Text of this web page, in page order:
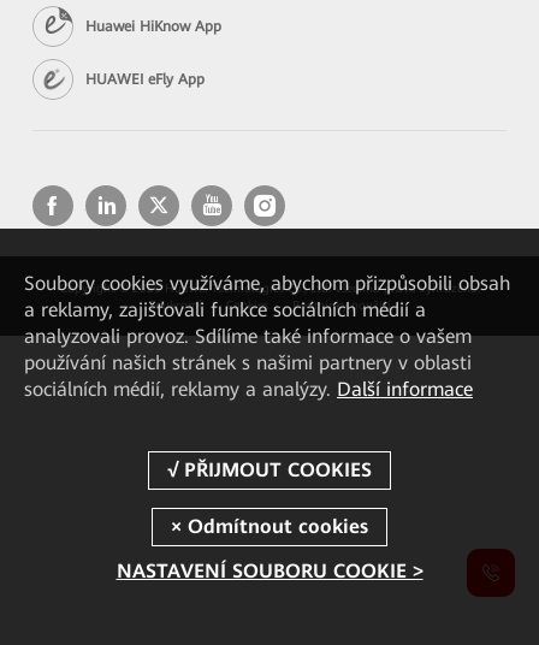
Huawei HiKnow App
HUAWEI eFly App
Copyright © 2026 Huawei Technologies Co., Ltd. Všechna práva vyhrazena.
Soukromí
Cookies Podmínky použití
Soubory cookies využíváme, abychom přizpůsobili obsah
a reklamy, zajišťovali funkce sociálních médií a
analyzovali provoz. Sdílíme také informace o vašem
používání našich stránek s našimi partnery v oblasti
sociálních médií, reklamy a analýzy. Další informace
NASTAVENÍ SOUBORU COOKIE >